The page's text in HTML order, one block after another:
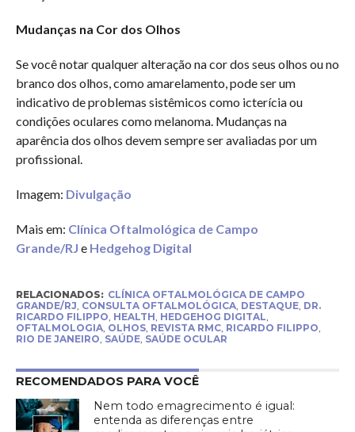
Mudanças na Cor dos Olhos
Se você notar qualquer alteração na cor dos seus olhos ou no
branco dos olhos, como amarelamento, pode ser um
indicativo de problemas sistêmicos como icterícia ou
condições oculares como melanoma. Mudanças na
aparência dos olhos devem sempre ser avaliadas por um
profissional.
Imagem: Divulgação
Mais em: Clínica Oftalmológica de Campo
Grande/RJ e Hedgehog Digital
RELACIONADOS: CLÍNICA OFTALMOLÓGICA DE CAMPO
GRANDE/RJ, CONSULTA OFTALMOLÓGICA, DESTAQUE, DR.
RICARDO FILIPPO, HEALTH, HEDGEHOG DIGITAL,
OFTALMOLOGIA, OLHOS, REVISTA RMC, RICARDO FILIPPO,
RIO DE JANEIRO, SAÚDE, SAÚDE OCULAR
RECOMENDADOS PARA VOCÊ
Nem todo emagrecimento é igual:
entenda as diferenças entre